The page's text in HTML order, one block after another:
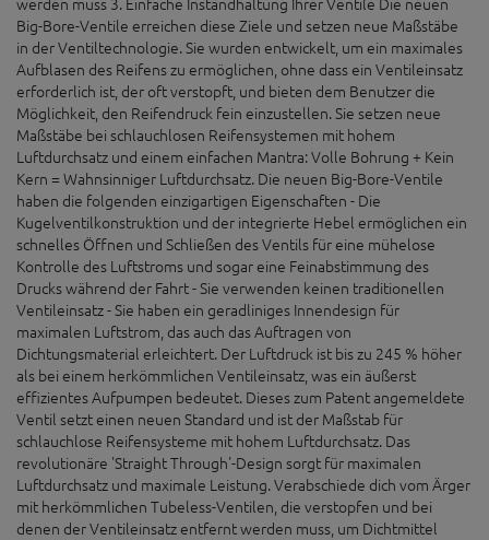
Big-Bore-Ventile erreichen diese Ziele und setzen neue Maßstäbe
in der Ventiltechnologie. Sie wurden entwickelt, um ein maximales
Aufblasen des Reifens zu ermöglichen, ohne dass ein Ventileinsatz
erforderlich ist, der oft verstopft, und bieten dem Benutzer die
Möglichkeit, den Reifendruck fein einzustellen. Sie setzen neue
Maßstäbe bei schlauchlosen Reifensystemen mit hohem
Luftdurchsatz und einem einfachen Mantra: Volle Bohrung + Kein
Kern = Wahnsinniger Luftdurchsatz. Die neuen Big-Bore-Ventile
haben die folgenden einzigartigen Eigenschaften - Die
Kugelventilkonstruktion und der integrierte Hebel ermöglichen ein
schnelles Öffnen und Schließen des Ventils für eine mühelose
Kontrolle des Luftstroms und sogar eine Feinabstimmung des
Drucks während der Fahrt - Sie verwenden keinen traditionellen
Ventileinsatz - Sie haben ein geradliniges Innendesign für
maximalen Luftstrom, das auch das Auftragen von
Dichtungsmaterial erleichtert. Der Luftdruck ist bis zu 245 % höher
als bei einem herkömmlichen Ventileinsatz, was ein äußerst
effizientes Aufpumpen bedeutet. Dieses zum Patent angemeldete
Ventil setzt einen neuen Standard und ist der Maßstab für
schlauchlose Reifensysteme mit hohem Luftdurchsatz. Das
revolutionäre 'Straight Through'-Design sorgt für maximalen
Luftdurchsatz und maximale Leistung. Verabschiede dich vom Ärger
mit herkömmlichen Tubeless-Ventilen, die verstopfen und bei
denen der Ventileinsatz entfernt werden muss, um Dichtmittel